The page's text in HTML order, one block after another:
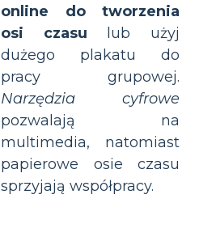
online do tworzenia
osi czasu lub użyj
dużego plakatu do
pracy grupowej.
Narzędzia cyfrowe
pozwalają na
multimedia, natomiast
papierowe osie czasu
sprzyjają współpracy.